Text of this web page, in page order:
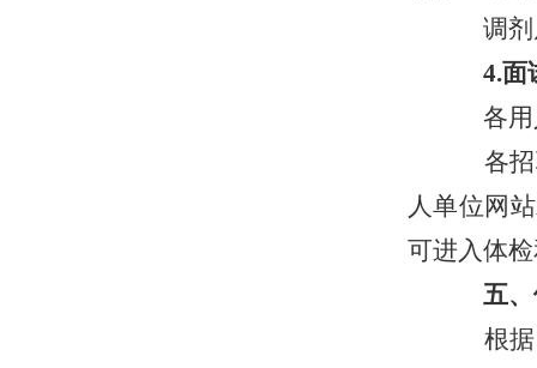
调剂
4.面
各用
各招
人单位网
可进入体
五、
根据